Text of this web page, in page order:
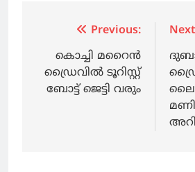
navigation
Previous:
കൊച്ചി മറൈന്‍
ഡ്രൈവില്‍ ടൂറിസ്റ്റ്
ബോട്ട് ജെട്ടി വരും